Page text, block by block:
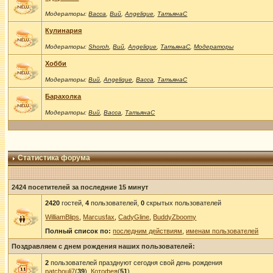
Модераторы:Васса ,Вий ,Angelique ТатьянаС
Кулинария
Модераторы:Shoroh ,Вий ,Angelique ТатьянаС ,Модераторы
Хобби
Модераторы:Вий ,Angelique ,Васса ТатьянаС
Барахолка
Модераторы:Вий ,Васса ТатьянаС
Статистика форума
2424 посетителей за последние 15 минут
2420 гостей,4 пользователей,0 скрытых пользователей
WilliamBlips
Marcusfax ,CadyGline BuddyZboomy
Полный список по: последним действиям ,именам пользователей
Поздравляем с днем рождения наших пользователей:
2 пользователей празднуют сегодня свой день рождения
patchouli7(39), Котофея(51)